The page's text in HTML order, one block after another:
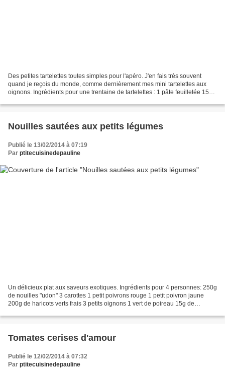
Des petites tartelettes toutes simples pour l'apéro. J'en fais très souvent
quand je reçois du monde, comme dernièrement mes mini tartelettes aux
oignons. Ingrédients pour une trentaine de tartelettes : 1 pâte feuilletée 150g
Nouilles sautées aux petits légumes
Publié le 13/02/2014 à 07:19
Par ptitecuisinedepauline
Un délicieux plat aux saveurs exotiques. Ingrédients pour 4 personnes: 250g
de nouilles "udon" 3 carottes 1 petit poivrons rouge 1 petit poivron jaune
200g de haricots verts frais 3 petits oignons 1 vert de poireau 15g de
Tomates cerises d'amour
Publié le 12/02/2014 à 07:32
Par ptitecuisinedepauline